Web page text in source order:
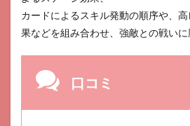
ゃん
はパ
ズル
でき
な
カードによるスキル発動の順序や、
果などを組み合わせ、強敵との戦いに
口コミ